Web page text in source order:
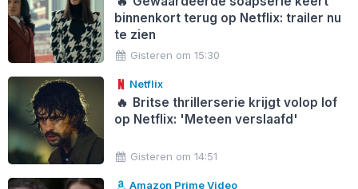
binnenkort terug op Netflix: trailer nu
te zien
Gisteren om 15:30
Netflix
🔥 Britse thrillerserie krijgt volop lof
op Netflix: 'Meteen verslaafd'
Gisteren om 14:51
Amazon Prime Video